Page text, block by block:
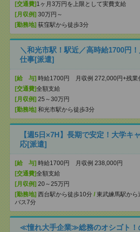
[交通費] 1ヶ月3万円を上限として実費支給
[月収例] 30万円～
[勤務地] 荻窪駅から徒歩3分
＼和光市駅！駅近／高時給1700円
仕事[派遣]
[給 与] 時給1700円 月収例 272,000円+残業
[交通費]全額支給
[月収例] 25～30万円
[勤務地] 和光市駅から徒歩3分
【週5日×7H】長期で安定！大学キ
応[派遣]
[給 与] 時給1700円 月収例 238,000円
[交通費]全額支給
[月収例] 20～25万円
[勤務地] 西台駅から徒歩10分 / 東武練馬駅から
バス7分
≪憧れ大手企業≫総務のオシゴト！